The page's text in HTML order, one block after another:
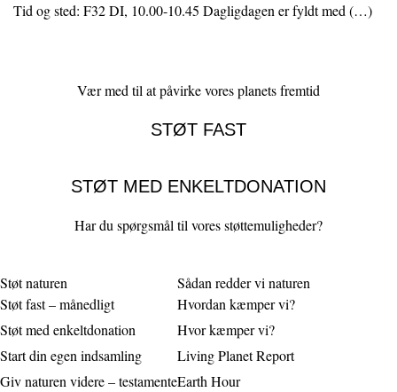
Tid og sted: F32 DI, 10.00-10.45 Dagligdagen er fyldt med (…)
Vær med til at påvirke vores planets fremtid
STØT FAST
STØT MED ENKELTDONATION
Har du spørgsmål til vores støttemuligheder?
Støt naturen
Støt fast – månedligt
Støt med enkeltdonation
Start din egen indsamling
Giv naturen videre – testamente
Sådan redder vi naturen
Hvordan kæmper vi?
Hvor kæmper vi?
Living Planet Report
Earth Hour